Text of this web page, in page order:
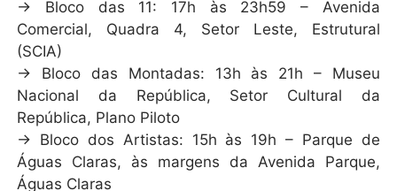
→ Bloco das 11: 17h às 23h59 – Avenida
Comercial, Quadra 4, Setor Leste, Estrutural
(SCIA)
→ Bloco das Montadas: 13h às 21h – Museu
Nacional da República, Setor Cultural da
República, Plano Piloto
→ Bloco dos Artistas: 15h às 19h – Parque de
Águas Claras, às margens da Avenida Parque,
Águas Claras